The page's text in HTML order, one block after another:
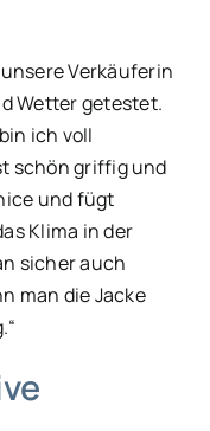
Verkäuferin
Wetter getestet.
ich voll
schön griffig und
und fügt
Klima in der
sicher auch
man die Jacke